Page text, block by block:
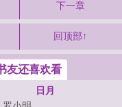
下一章
回顶部↑
友还喜欢看
日月